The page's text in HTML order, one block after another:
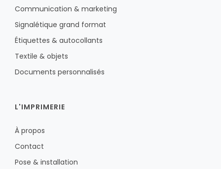
Communication & marketing
Signalétique grand format
Étiquettes & autocollants
Textile & objets
Documents personnalisés
L'IMPRIMERIE
À propos
Contact
Pose & installation